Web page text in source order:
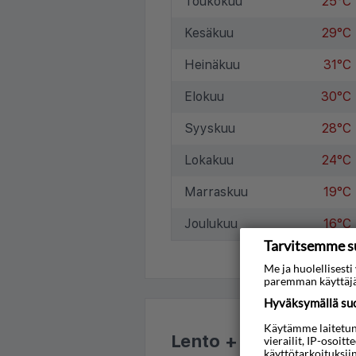
Kesäkuu 29°C
Heinäkuu 31°C
Elokuu 30°C
Syyskuu 28°C
Lokakuu 24°C
Marraskuu 19°C
Joulukuu 16°C
Lento + hotelli
Tarvitsemme
Me ja huolellisesti
paremman
Hyväksymällä
Käytämme
vierailit, IP-